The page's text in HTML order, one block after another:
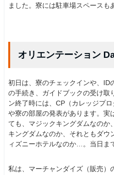
ました。寮には駐車場スペースも
オリエンテーション
初日は、寮のチェックインや、ID
の手続き、ガイドブックの受け取
ン終了時には、CP（カレッジプ
や寮の部屋の発表があります。実
ても、マジックキングダムなのか
キングダムなのか、それともダウ
ィズニーホテルなのか…。当日ま
私は、マーチャンダイズ（販売）